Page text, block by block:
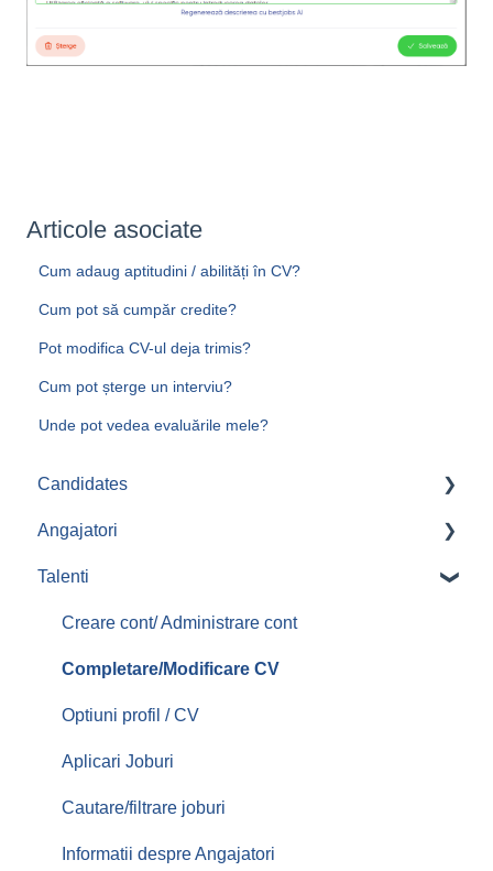
Articole asociate
Cum adaug aptitudini / abilități în CV?
Cum pot să cumpăr credite?
Pot modifica CV-ul deja trimis?
Cum pot șterge un interviu?
Unde pot vedea evaluările mele?
Candidates
Aplicari job-uri
Angajatori
Creare/ Administrare cont
Postare anunturi
Gestionare anunturi promovate
Gestionare Cv-uri
Contactarea candidatilor
Servicii/ Oferta
Comenzi / Facturi
Talenti
Creare cont/ Administrare cont
Completare/Modificare CV
Optiuni profil / CV
Aplicari Joburi
Cautare/filtrare joburi
Informatii despre Angajatori